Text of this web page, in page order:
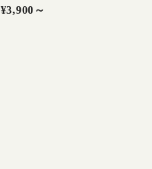
¥3,900～